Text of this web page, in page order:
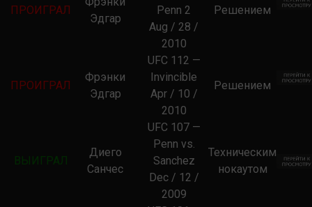
ПРОИГРАЛ
Эдгар
Penn 2
Aug / 28 /
2010
Решением
ПРОИГРАЛ
Фрэнки
Эдгар
UFC 112 —
Invincible
Apr / 10 /
2010
Решением
ВЫИГРАЛ
Диего
Санчес
UFC 107 —
Penn vs.
Sanchez
Dec / 12 /
2009
Техническим
нокаутом